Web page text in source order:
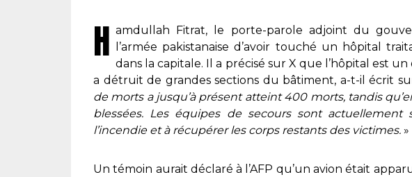
H amdullah Fitrat, le porte-parole adjoint du
l’armée pakistanaise d’avoir touché un hôpital
dans la capitale. Il a précisé sur X que l’hôpital est
a détruit de grandes sections du bâtiment, a-t-il écrit
de morts a jusqu’à présent atteint 400 morts, tandis
blessées. Les équipes de secours sont actuellement
l’incendie et à récupérer les corps restants des victimes. »
Un témoin aurait déclaré à l’AFP qu’un avion était